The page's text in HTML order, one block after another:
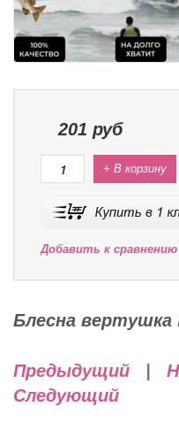
201 руб
+ В корзину
Добавить к сравнению
Блесна
Предыдущий
Следующий